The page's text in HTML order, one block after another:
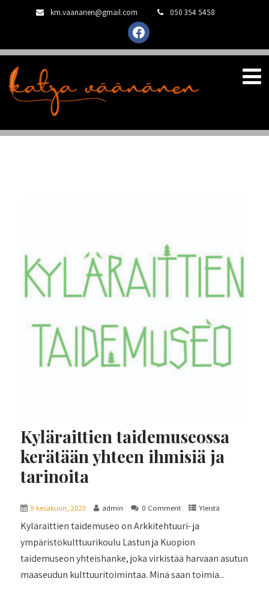
km.vaananen@gmail.com 050 354 5458
facebook
Kyläraittien taidemuseossa
kerätään yhteen ihmisiä ja
tarinoita
9 kesäkuun, 2023 admin 0 Comment Yleistä
Kyläraittien taidemuseo on Arkkitehtuuri- ja
ympäristökulttuurikoulu Lastun ja Kuopion
taidemuseon yhteishanke, joka virkistää harvaan asutun
maaseudun kulttuuritoimintaa. Minä saan toimia...